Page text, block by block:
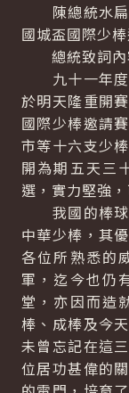
陳總統水扁
國城盃國際少
總統致詞內
九十一年度
於明天隆重開
國際少棒邀請
市等十六支少
開為期五天三
選，實力堅強
我國的棒球
中華少棒，其
各位所熟悉的
軍，迄今也仍
堂，亦因而造
棒、成棒及今
未曾忘記在這
位居功甚偉的